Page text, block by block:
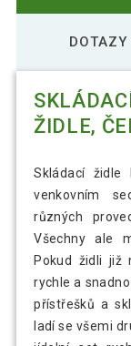
ŽIDLE,
Skládací
venkovním
různých
Všechny ale
Pokud židli již
rychle a
přístřešků a
ladí se všemi